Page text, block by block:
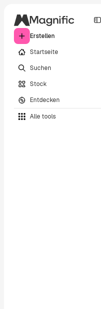
Erstellen
Startseite
Suchen
Stock
Entdecken
Alle tools